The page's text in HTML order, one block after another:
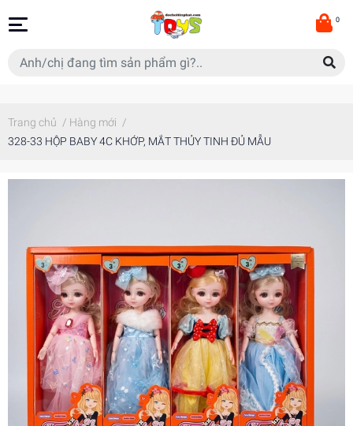
0
Trang chủ / Hàng mới /
328-33 HỘP BABY 4C KHỚP, MẮT THỦY TINH ĐỦ MẪU